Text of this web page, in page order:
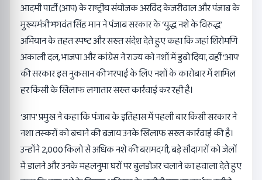
आदमी पार्टी (आप) के राष्ट्रीय संयोजक अरविंद केजरीवाल और पंजाब के
मुख्यमंत्री भगवंत सिंह मान ने पंजाब सरकार के ‘युद्ध नशे के विरुद्ध’
अभियान के तहत स्पष्ट और सख्त संदेश देते हुए कहा कि जहां शिरोमणि
अकाली दल, भाजपा और कांग्रेस ने राज्य को नशों में डुबो दिया, वहीं ‘आप’
की सरकार इस नुकसान की भरपाई के लिए नशों के कारोबार में शामिल
हर किसी के खिलाफ लगातार सख्त कार्रवाई कर रही है।
‘आप’ प्रमुख ने कहा कि पंजाब के इतिहास में पहली बार किसी सरकार ने
नशा तस्करों को बचाने की बजाय उनके खिलाफ सख्त कार्रवाई की है।
उन्होंने 2,000 किलो से अधिक नशे की बरामदगी, बड़े सौदागरों को जेलों
में डालने और उनके महलनुमा घरों पर बुलडोजर चलाने का हवाला देते हुए